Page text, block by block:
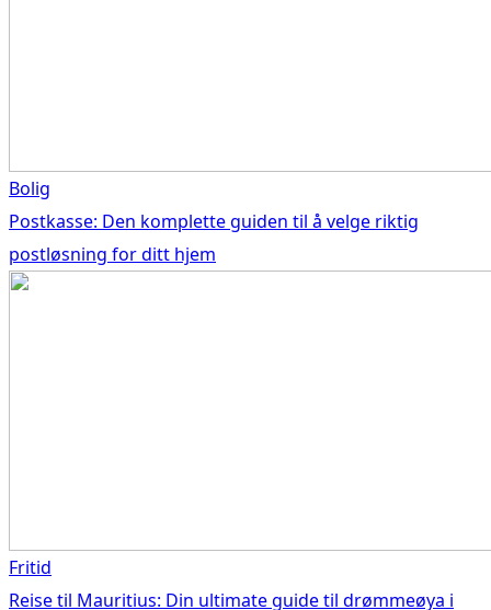
Bolig
Postkasse: Den komplette guiden til å velge riktig
postløsning for ditt hjem
Fritid
Reise til Mauritius: Din ultimate guide til drømmeøya i